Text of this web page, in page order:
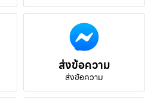
ส่งข้อความ
ส่งข้อความ